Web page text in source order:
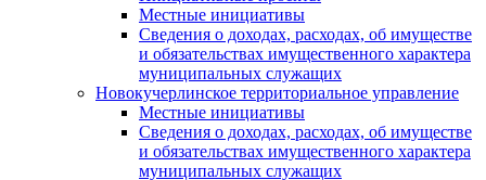
Местные инициативы
Сведения о доходах, расходах, об имуществе
и обязательствах имущественного характера
муниципальных служащих
Новокучерлинское территориальное управление
Местные инициативы
Сведения о доходах, расходах, об имуществе
и обязательствах имущественного характера
муниципальных служащих